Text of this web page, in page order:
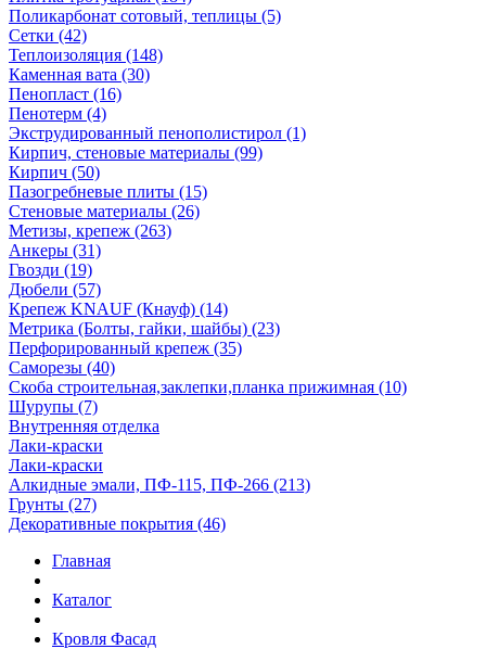
Поликарбонат сотовый, теплицы (5)
Сетки (42)
Теплоизоляция (148)
Каменная вата (30)
Пенопласт (16)
Пенотерм (4)
Экструдированный пенополистирол (1)
Кирпич, стеновые материалы (99)
Кирпич (50)
Пазогребневые плиты (15)
Стеновые материалы (26)
Метизы, крепеж (263)
Анкеры (31)
Гвозди (19)
Дюбели (57)
Крепеж KNAUF (Кнауф) (14)
Метрика (Болты, гайки, шайбы) (23)
Перфорированный крепеж (35)
Саморезы (40)
Скоба строительная,заклепки,планка прижимная (10)
Шурупы (7)
Внутренняя отделка
Лаки-краски
Лаки-краски
Алкидные эмали, ПФ-115, ПФ-266 (213)
Грунты (27)
Декоративные покрытия (46)
Главная
Каталог
Кровля Фасад